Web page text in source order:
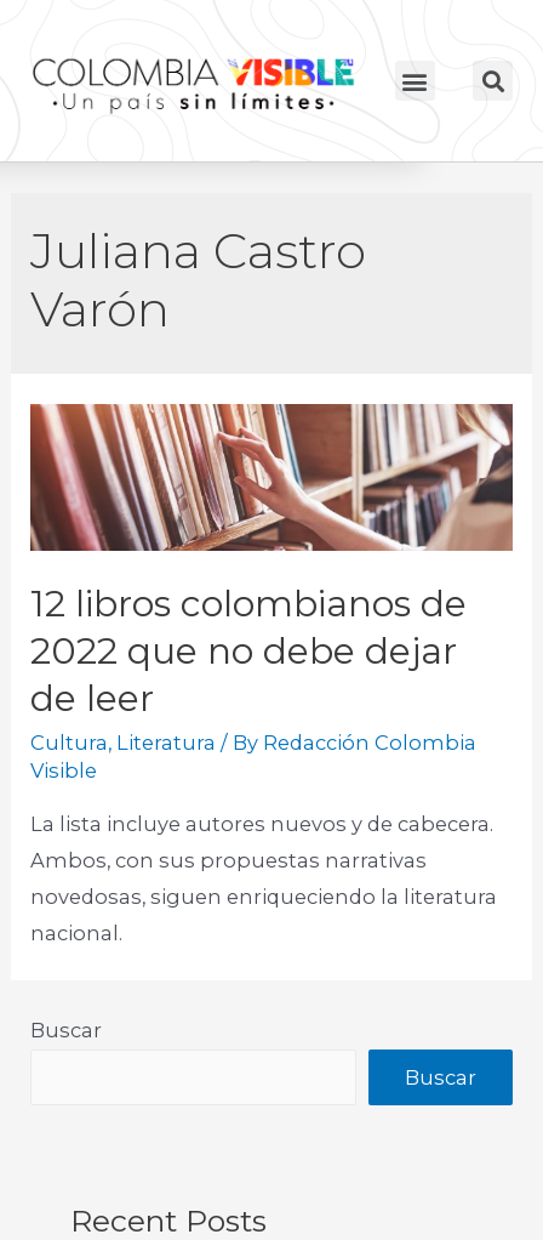
Juliana Castro
Varón
12 libros colombianos de
2022 que no debe dejar
de leer
Cultura, Literatura / By Redacción Colombia
Visible
La lista incluye autores nuevos y de cabecera.
Ambos, con sus propuestas narrativas
novedosas, siguen enriqueciendo la literatura
nacional.
Buscar
Buscar
Recent Posts